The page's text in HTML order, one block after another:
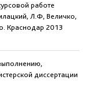
работе
Л.Ф, Величко,
Краснодар 2013
диссертации